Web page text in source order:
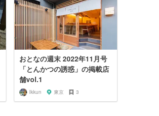
おとなの週末 2022年11月号
「とんかつの誘惑」の掲載店
舗vol.1
Ikkun 東京 3